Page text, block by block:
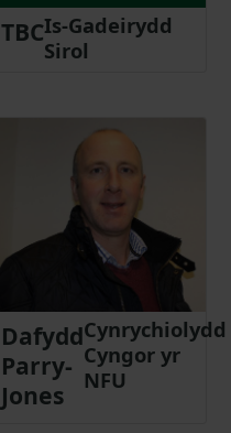
TBCIs-Gadeirydd
Sirol
Dafydd
Parry-
Jones
Cynrychiolydd
Cyngor yr
NFU